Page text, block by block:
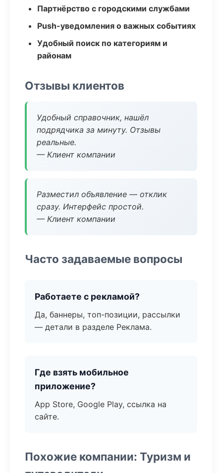
Партнёрство с городскими службами
Push-уведомления о важных событиях
Удобный поиск по категориям и
районам
Отзывы клиентов
Удобный справочник, нашёл
подрядчика за минуту. Отзывы
реальные.
— Клиент компании
Разместил объявление — отклик
сразу. Интерфейс простой.
— Клиент компании
Часто задаваемые вопросы
Работаете с рекламой?
Да, баннеры, топ-позиции, рассылки
— детали в разделе Реклама.
Где взять мобильное
приложение?
App Store, Google Play, ссылка на
сайте.
Похожие компании: Туризм и